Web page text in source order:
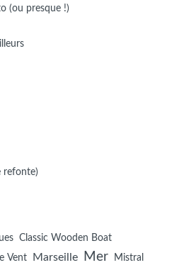
(ou presque !)
refonte)
Classic Wooden Boat
Vent Marseille Mer Mistral